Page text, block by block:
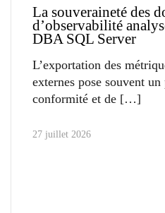
La souveraineté des
d’observabilité
DBA SQL Server
L’exportation des
externes pose souvent
conformité et de
27 juillet 2026